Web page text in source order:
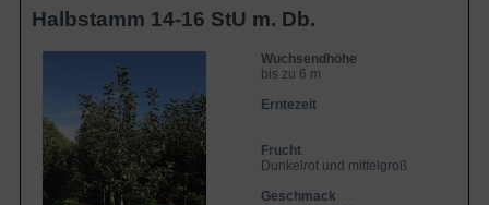
Halbstamm 14-16 StU m. Db.
Wuchsendhöhe
bis zu 6 m
Erntezeit
Frucht
Dunkelrot und mittelgroß
Geschmack